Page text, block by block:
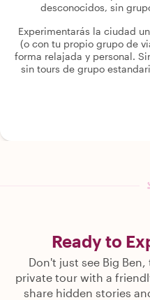
desconocidos, sin
Experimentarás la ciudad
(o con tu propio grupo de
forma relajada y personal.
sin tours de grupo
Ready to
Don't just see Big
private tour with a
share hidden stories